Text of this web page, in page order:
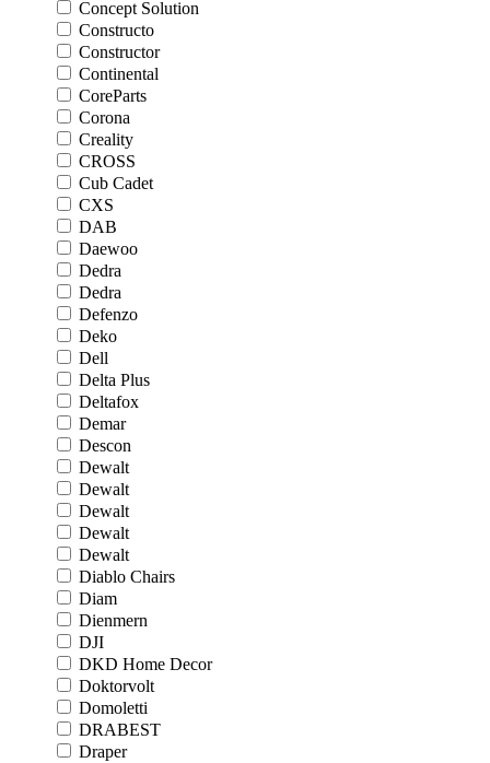
Concept Solution
Constructo
Constructor
Continental
CoreParts
Corona
Creality
CROSS
Cub Cadet
CXS
DAB
Daewoo
Dedra
Dedra
Defenzo
Deko
Dell
Delta Plus
Deltafox
Demar
Descon
Dewalt
Dewalt
Dewalt
Dewalt
Dewalt
Diablo Chairs
Diam
Dienmern
DJI
DKD Home Decor
Doktorvolt
Domoletti
DRABEST
Draper